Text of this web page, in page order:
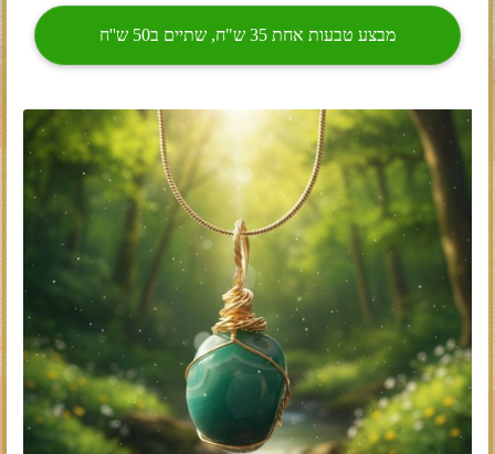
מבצע טבעות אחת 35 ש"ח, שתיים ב50 ש''ח